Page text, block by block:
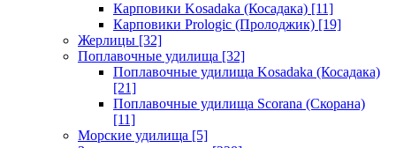
Карповики Kosadaka (Косадака) [11]
Карповики Prologic (Пролоджик) [19]
Жерлицы [32]
Поплавочные удилища [32]
Поплавочные удилища Kosadaka (Косадака)
[21]
Поплавочные удилища Scorana (Скорана)
[11]
Морские удилища [5]